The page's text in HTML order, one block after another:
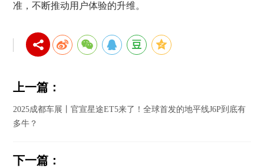
准，不断推动用户体验的升维。
上一篇：
2025成都车展丨官宣星途ET5来了！全球首发的地平线J6P到底有
多牛？
下一篇：